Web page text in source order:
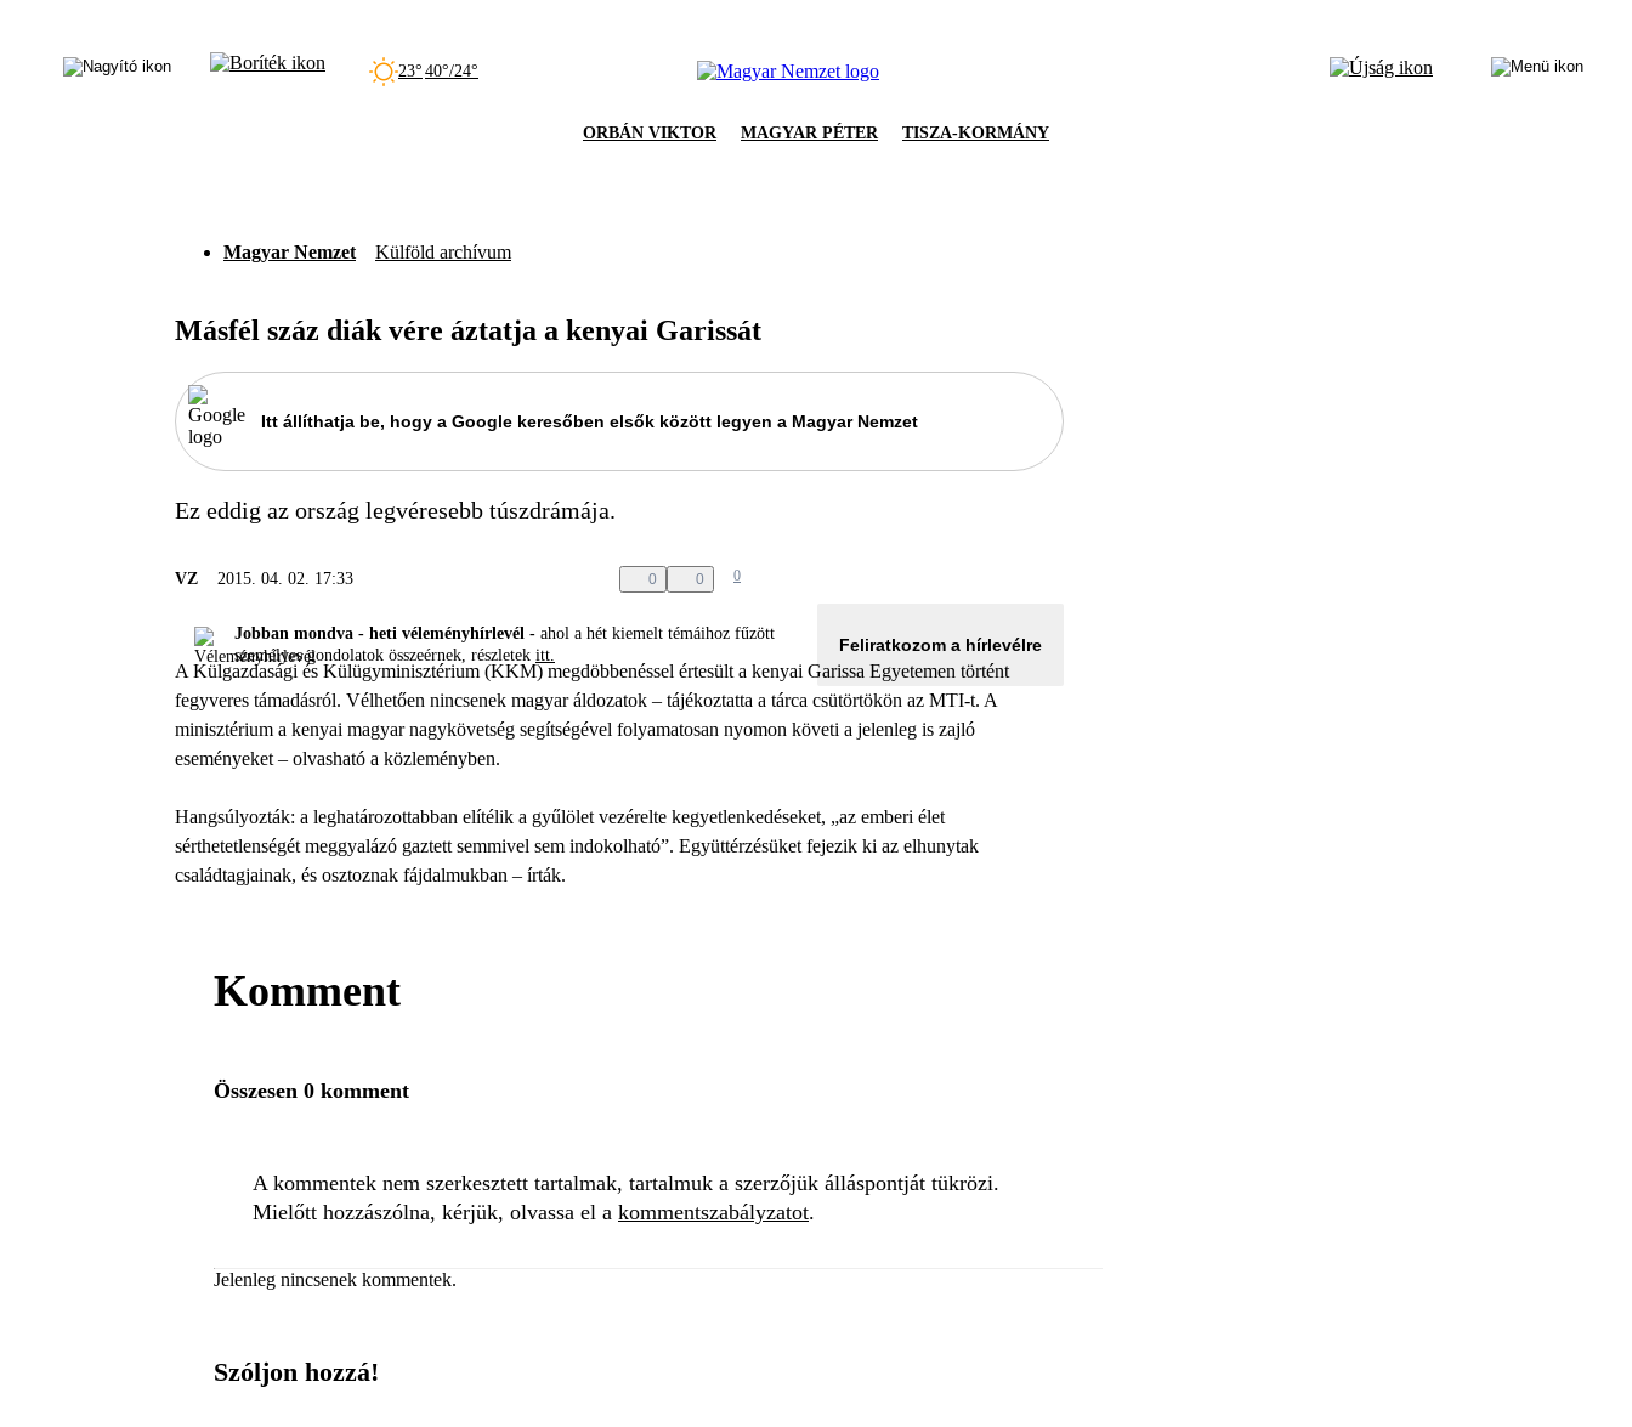
23° 40°/24°
ORBÁN VIKTOR MAGYAR PÉTER TISZA-KORMÁNY
Magyar Nemzet Külföld archívum
Másfél száz diák vére áztatja a kenyai Garissát
Itt állíthatja be, hogy a Google keresőben elsők között legyen a Magyar Nemzet
Ez eddig az ország legvéresebb túszdrámája.
VZ 2015. 04. 02. 17:33 0 0 0
Jobban mondva - heti véleményhírlevél - ahol a hét kiemelt témáihoz fűzött
személyes gondolatok összeérnek, részletek itt.
Feliratkozom a hírlevélre
A Külgazdasági és Külügyminisztérium (KKM) megdöbbenéssel értesült a kenyai Garissa Egyetemen történt
fegyveres támadásról. Vélhetően nincsenek magyar áldozatok – tájékoztatta a tárca csütörtökön az MTI-t. A
minisztérium a kenyai magyar nagykövetség segítségével folyamatosan nyomon követi a jelenleg is zajló
eseményeket – olvasható a közleményben.
Hangsúlyozták: a leghatározottabban elítélik a gyűlölet vezérelte kegyetlenkedéseket, „az emberi élet
sérthetetlenségét meggyalázó gaztett semmivel sem indokolható”. Együttérzésüket fejezik ki az elhunytak
családtagjainak, és osztoznak fájdalmukban – írták.
Komment
Összesen 0 komment
A kommentek nem szerkesztett tartalmak, tartalmuk a szerzőjük álláspontját tükrözi.
Mielőtt hozzászólna, kérjük, olvassa el a kommentszabályzatot.
Jelenleg nincsenek kommentek.
Szóljon hozzá!